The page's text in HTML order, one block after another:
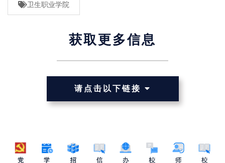
卫生职业学院
获取更多信息
请点击以下链接